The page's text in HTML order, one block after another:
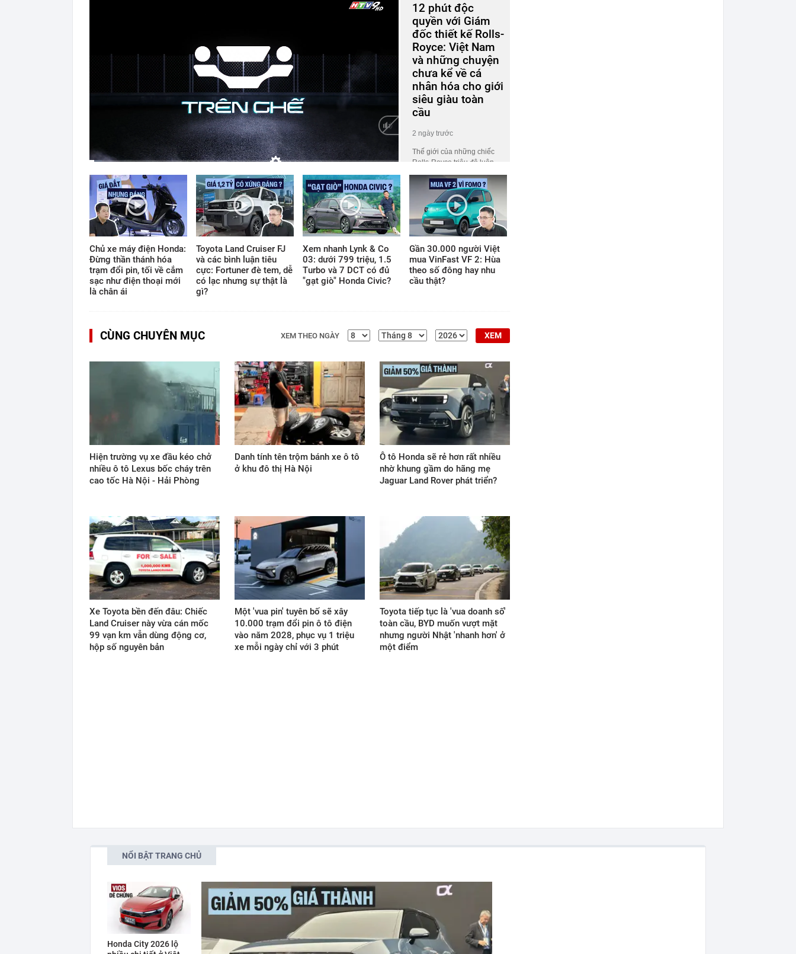
CurrentDuration
12 phút độc
quyền với Giám
đốc thiết kế Rolls-
Royce: Việt Nam
và những chuyện
chưa kể về cá
nhân hóa cho giới
siêu giàu toàn
cầu
2 ngày trước
Thế giới của những chiếc
Rolls-Royce triệu đô luôn
công chúng tò mò. Ở đó, giá
trị không nằm ở những khối
động cơ gầm rú hay logo
lấp lánh, mà ẩn giấu trong
những tiêu chuẩn chế tác
khắt khe thách thức mọi giới
hạn thông thường của thế
giới vật chất.
Chủ xe máy điện Honda:
Đừng thần thánh hóa
trạm đổi pin, tối về cắm
sạc như điện thoại mới
là chân ái
Toyota Land Cruiser FJ
và các bình luận tiêu
cực: Fortuner đè tem, dễ
có lạc nhưng sự thật là
gì?
Xem nhanh Lynk & Co
03: dưới 799 triệu, 1.5
Turbo và 7 DCT có đủ
"gạt giò" Honda Civic?
Gần 30.000 người Việt
mua VinFast VF 2: Hùa
theo số đông hay nhu
cầu thật?
CÙNG CHUYÊN MỤC XEM THEO NGÀY XEM
Hiện trường vụ xe đầu kéo chở
nhiều ô tô Lexus bốc cháy trên
cao tốc Hà Nội - Hải Phòng
Danh tính tên trộm bánh xe ô tô
ở khu đô thị Hà Nội
Ô tô Honda sẽ rẻ hơn rất nhiều
nhờ khung gầm do hãng mẹ
Jaguar Land Rover phát triển?
Xe Toyota bền đến đâu: Chiếc
Land Cruiser này vừa cán mốc
99 vạn km vẫn dùng động cơ,
hộp số nguyên bản
Một 'vua pin' tuyên bố sẽ xây
10.000 trạm đổi pin ô tô điện
vào năm 2028, phục vụ 1 triệu
xe mỗi ngày chỉ với 3 phút
Toyota tiếp tục là 'vua doanh số'
toàn cầu, BYD muốn vượt mặt
nhưng người Nhật 'nhanh hơn' ở
một điểm
NỔI BẬT TRANG CHỦ
Honda City 2026 lộ